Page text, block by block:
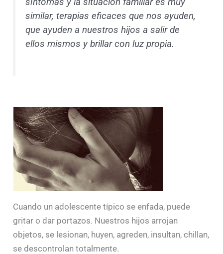
similar, terapias eficaces que nos ayuden,
que ayuden a nuestros hijos a salir de
ellos mismos y brillar con luz propia.
Cuando un adolescente típico se enfada, puede
gritar o dar portazos. Nuestros hijos arrojan
objetos, se lesionan, huyen, agreden, insultan, chillan,
se descontrolan totalmente.